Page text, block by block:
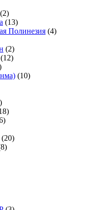
(2)
(13)
Полинезия (4)
(2)
(12)
(10)
(20)